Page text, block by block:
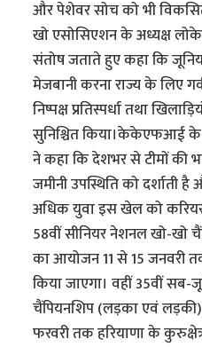
और पेशेवर सोच को भी
खो एसोसिएशन के अध्यक्ष
संतोष जताते हुए कहा कि
मेजबानी करना राज्य के लिए
निष्पक्ष प्रतिस्पर्धा तथा
सुनिश्चित किया।केकेएफआई
ने कहा कि देशभर से टीमों की
जमीनी उपस्थिति को
अधिक युवा इस खेल को
58वीं सीनियर नेशनल खो-खो
का आयोजन 11 से 15 जनवरी
किया जाएगा। वहीं 35वीं
चैंपियनशिप (लड़का एवं
फरवरी तक हरियाणा के